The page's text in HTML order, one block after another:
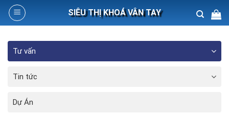
Skip
SIÊU THỊ KHOÁ VÂN TAY
Search
for:
Tư vấn
Tin tức
Dự Án